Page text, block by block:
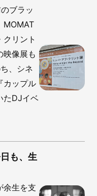
ブラッ
MOMAT
リント
映像展も
、シネ
カップル
たDJイベ
も、生
余生を支